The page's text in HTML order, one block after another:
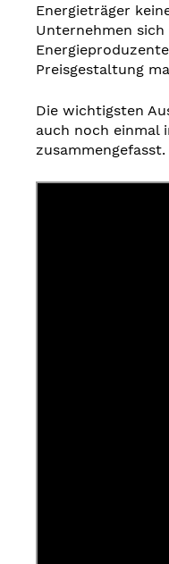
Energieträger
Unternehmen
Preisgestaltung
Die wichtigsten
auch noch einmal
zusammengefasst.